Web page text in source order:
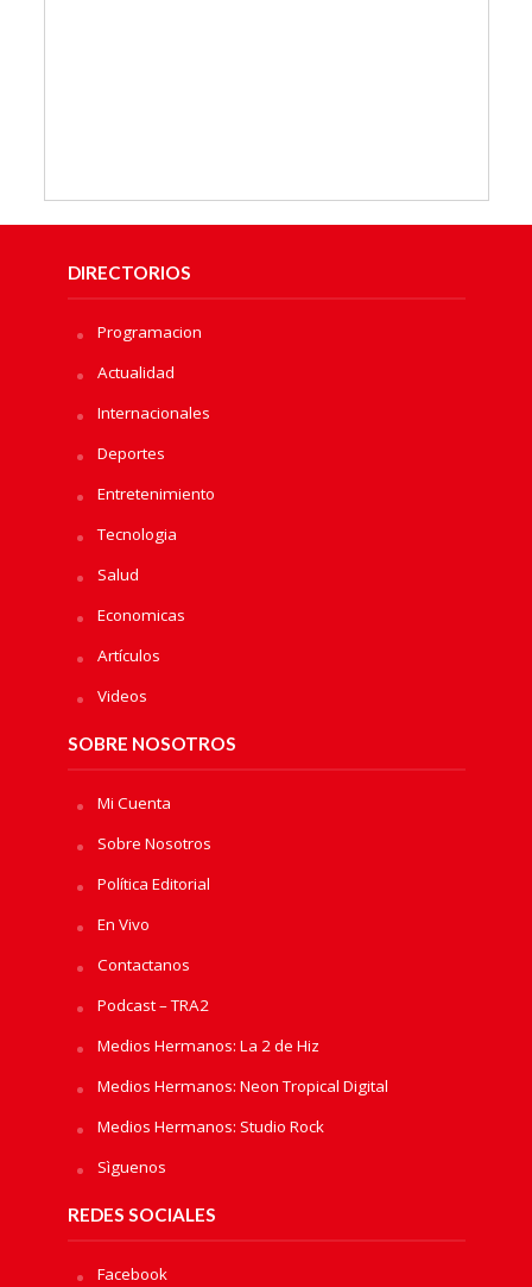
DIRECTORIOS
Programacion
Actualidad
Internacionales
Deportes
Entretenimiento
Tecnologia
Salud
Economicas
Artículos
Videos
SOBRE NOSOTROS
Mi Cuenta
Sobre Nosotros
Política Editorial
En Vivo
Contactanos
Podcast – TRA2
Medios Hermanos: La 2 de Hiz
Medios Hermanos: Neon Tropical Digital
Medios Hermanos: Studio Rock
Sìguenos
REDES SOCIALES
Facebook